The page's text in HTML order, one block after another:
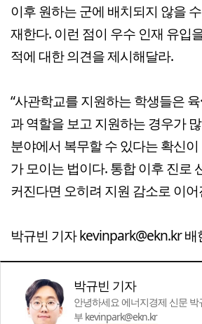
이후 원하는 군에 배치되지 않을
재한다. 이런 점이 우수 인재 유입
적에 대한 의견을 제시해달라.
“사관학교를 지원하는 학생들은 육
과 역할을 보고 지원하는 경우가
분야에서 복무할 수 있다는 확신
가 모이는 법이다. 통합 이후 진로
커진다면 오히려 지원 감소로 이
박규빈 기자 kevinpark@ekn.kr
박규빈 기자
안녕하세요 에너지경제 신문
부 kevinpark@ekn.kr